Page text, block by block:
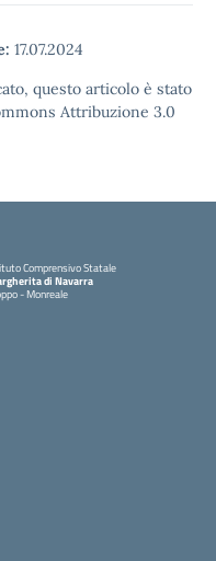
17.07.2024
questo articolo è stato
Attribuzione 3.0
Comprensivo Statale
di Navarra
- Monreale